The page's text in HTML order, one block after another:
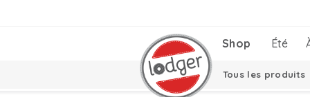
Shop Été
Tous les produits